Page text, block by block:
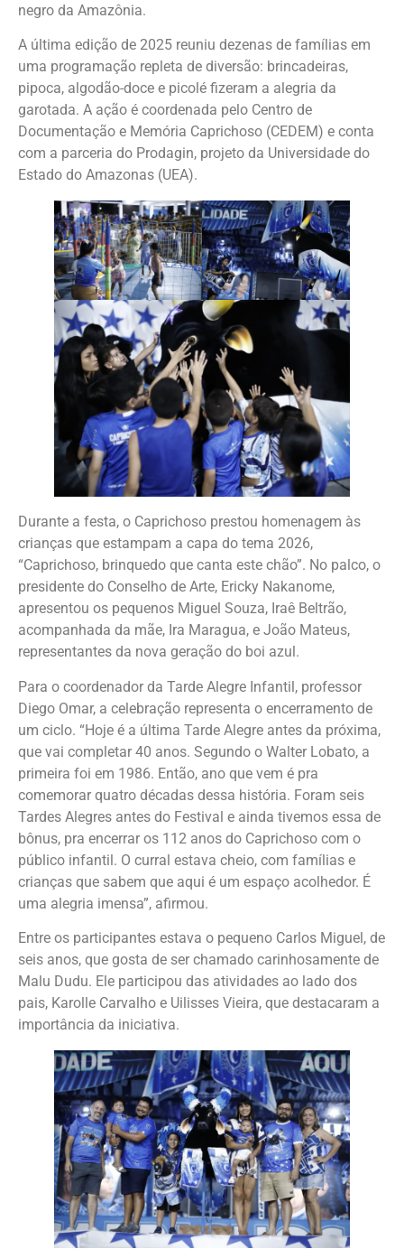
negro da Amazônia.
A última edição de 2025 reuniu dezenas de famílias em
uma programação repleta de diversão: brincadeiras,
pipoca, algodão-doce e picolé fizeram a alegria da
garotada. A ação é coordenada pelo Centro de
Documentação e Memória Caprichoso (CEDEM) e conta
com a parceria do Prodagin, projeto da Universidade do
Estado do Amazonas (UEA).
Durante a festa, o Caprichoso prestou homenagem às
crianças que estampam a capa do tema 2026,
“Caprichoso, brinquedo que canta este chão”. No palco, o
presidente do Conselho de Arte, Ericky Nakanome,
apresentou os pequenos Miguel Souza, Iraê Beltrão,
acompanhada da mãe, Ira Maragua, e João Mateus,
representantes da nova geração do boi azul.
Para o coordenador da Tarde Alegre Infantil, professor
Diego Omar, a celebração representa o encerramento de
um ciclo. “Hoje é a última Tarde Alegre antes da próxima,
que vai completar 40 anos. Segundo o Walter Lobato, a
primeira foi em 1986. Então, ano que vem é pra
comemorar quatro décadas dessa história. Foram seis
Tardes Alegres antes do Festival e ainda tivemos essa de
bônus, pra encerrar os 112 anos do Caprichoso com o
público infantil. O curral estava cheio, com famílias e
crianças que sabem que aqui é um espaço acolhedor. É
uma alegria imensa”, afirmou.
Entre os participantes estava o pequeno Carlos Miguel, de
seis anos, que gosta de ser chamado carinhosamente de
Malu Dudu. Ele participou das atividades ao lado dos
pais, Karolle Carvalho e Uilisses Vieira, que destacaram a
importância da iniciativa.